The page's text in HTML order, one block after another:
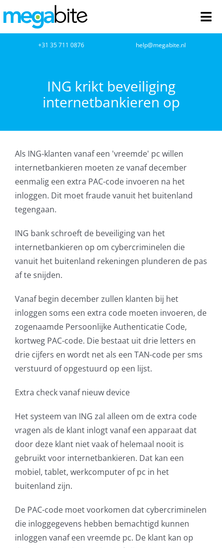
naar
inhoud
Netwerkbeheer
Cloud Computing
VOIP
Microsoft NCE
AVG
Office365
Glasvezelverbindingen
Microsoft software licenties
SLA overeenkomsten
Contact
+31 35 711 0876 help@megabite.nl
ING krikt beveiliging
internetbankieren op
Als ING-klanten vanaf een 'vreemde' pc willen
internetbankieren moeten ze vanaf december
eenmalig een extra PAC-code invoeren na het
inloggen. Dit moet fraude vanuit het buitenland
tegengaan.
ING bank schroeft de beveiliging van het
internetbankieren op om cybercriminelen die
vanuit het buitenland rekeningen plunderen de pas
af te snijden.
Vanaf begin december zullen klanten bij het
inloggen soms een extra code moeten invoeren, de
zogenaamde Persoonlijke Authenticatie Code,
kortweg PAC-code. Die bestaat uit drie letters en
drie cijfers en wordt net als een TAN-code per sms
verstuurd of opgestuurd op een lijst.
Extra check vanaf nieuw device
Het systeem van ING zal alleen om de extra code
vragen als de klant inlogt vanaf een apparaat dat
door deze klant niet vaak of helemaal nooit is
gebruikt voor internetbankieren. Dat kan een
mobiel, tablet, werkcomputer of pc in het
buitenland zijn.
De PAC-code moet voorkomen dat cybercriminelen
die inloggegevens hebben bemachtigd kunnen
inloggen vanaf een vreemde pc. De klant kan op